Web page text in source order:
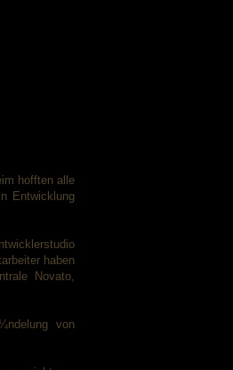
hofften alle
Entwicklung
haben
Novato,
von